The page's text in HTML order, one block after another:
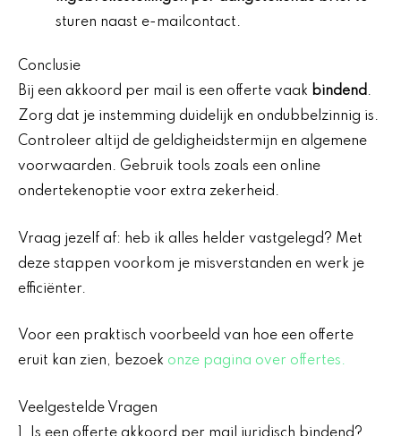
sturen naast e-mailcontact.
Conclusie
Bij een akkoord per mail is een offerte vaak bindend .
Zorg dat je instemming duidelijk en ondubbelzinnig is.
Controleer altijd de geldigheidstermijn en algemene
voorwaarden. Gebruik tools zoals een online
ondertekenoptie voor extra zekerheid.
Vraag jezelf af: heb ik alles helder vastgelegd? Met
deze stappen voorkom je misverstanden en werk je
efficiënter.
Voor een praktisch voorbeeld van hoe een offerte
eruit kan zien, bezoek onze pagina over offertes.
Veelgestelde Vragen
1. Is een offerte akkoord per mail juridisch bindend?